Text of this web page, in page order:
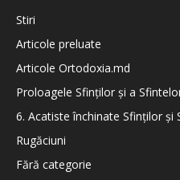
Stiri
Articole preluate
Articole Ortodoxia.md
Proloagele Sfinților și a
6. Acatiste închinate Sfinților și
Rugăciuni
Fără categorie